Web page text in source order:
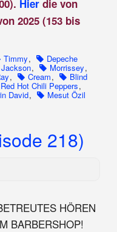
Hier die von
2025 (153 bis
Timmy, Depeche
, Morrissey,
, Cream, Blind
Red Hot Chili Peppers,
David, Mesut Özil
218)
HÖREN
BARBERSHOP!